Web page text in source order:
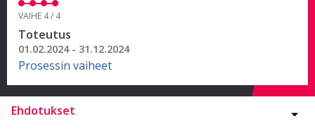
VAIHE 4 / 4
Toteutus
01.02.2024 - 31.12.2024
Prosessin vaiheet
Ehdotukset